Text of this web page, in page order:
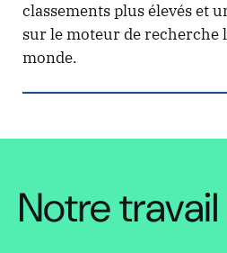
classements plus élevés et
sur le moteur de recherche
monde.
Notre travail